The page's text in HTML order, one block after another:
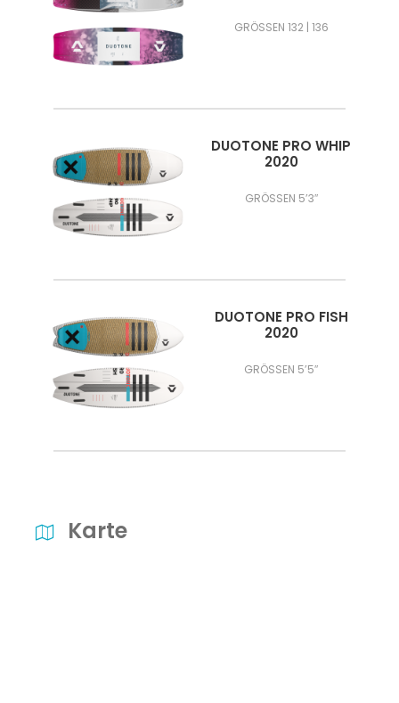
GRÖSSEN 132 | 136
DUOTONE PRO WHIP
2020
GRÖSSEN 5’3″
DUOTONE PRO FISH
2020
GRÖSSEN 5’5″
Karte